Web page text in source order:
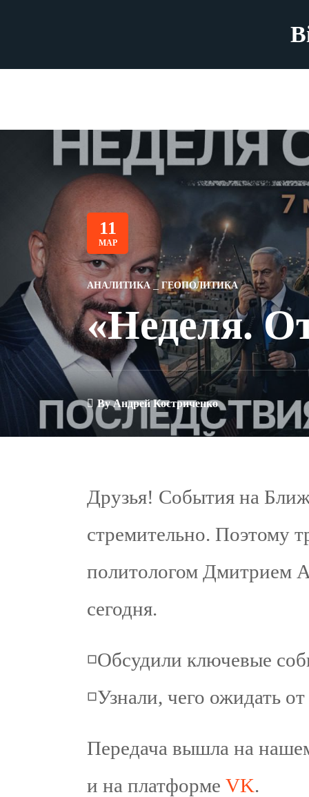
11
МАР
АНАЛИТИКА ГЕОПОЛИТИКА
«Неделя.
ByАндрей Костриченко
Друзья! События на
стремительно. Поэтому
политологом Дмитрием
сегодня.
◽️Обсудили ключевые
◽️Узнали, чего ожидать
Передача вышла на
и на платформе VK.